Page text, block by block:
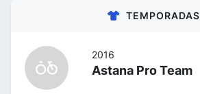
TEMPORADAS
2016
Astana Pro Team